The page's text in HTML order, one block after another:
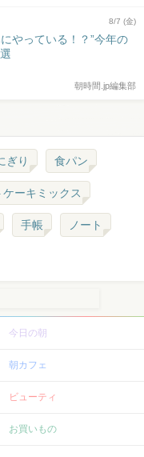
8/7 (金)
やっている！？”今年の
朝時間.jp編集部
ぎり 食パン
ケーキミックス
手帳 ノート
今日の朝
朝カフェ
ビューティ
お買いもの